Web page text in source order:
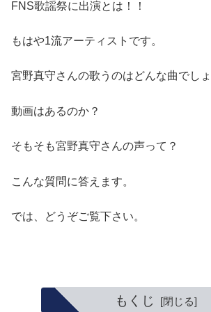
FNS歌謡祭に出演とは！！
もはや1流アーティストです。
宮野真守さんの歌うのはどんな曲でし
動画はあるのか？
そもそも宮野真守さんの声って？
こんな質問に答えます。
では、どうぞご覧下さい。
もくじ